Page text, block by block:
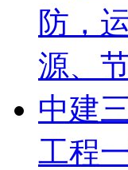
防，
源、
中建
工程